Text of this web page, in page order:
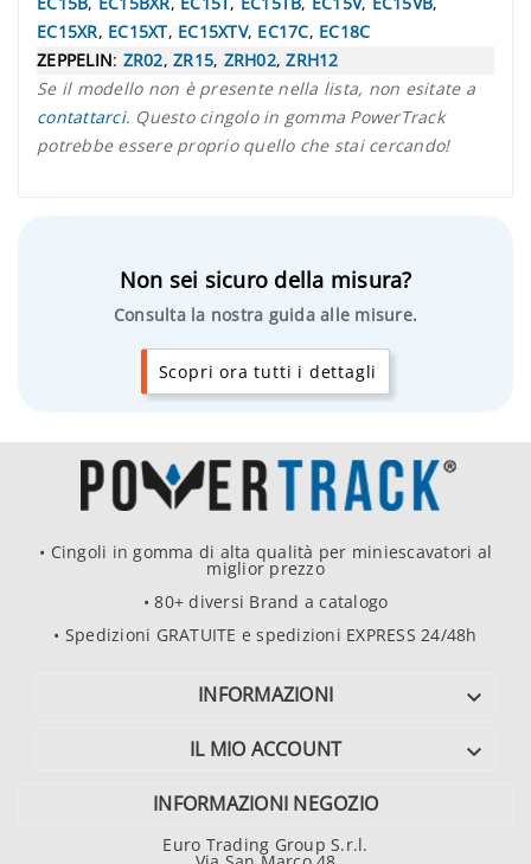
EC15XR, EC15XT, EC15XTV, EC17C, EC18C
ZEPPELIN: ZR02, ZR15, ZRH02,ZRH12
Se il modello non è presente nella lista, non esitate a
contattarci. Questo cingolo in gomma PowerTrack
potrebbe essere proprio quello che stai cercando!
Non sei sicuro della misura?
Consulta la nostra guida alle misure.
Scopri ora tutti i dettagli
• Cingoli in gomma di alta qualità per miniescavatori al
miglior prezzo
• 80+ diversi Brand a catalogo
• Spedizioni GRATUITE e spedizioni EXPRESS 24/48h
INFORMAZIONI 
IL MIO ACCOUNT 
INFORMAZIONI NEGOZIO
Euro Trading Group S.r.l.